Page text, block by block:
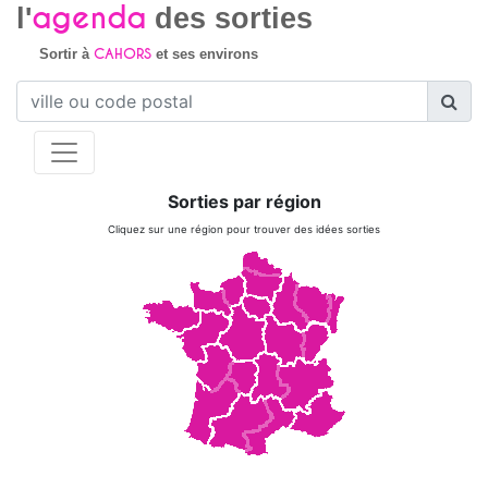
l'agenda des sorties
Sortir à CAHORSet ses environs
Sorties par région
Cliquez sur une région pour trouver des idées sorties